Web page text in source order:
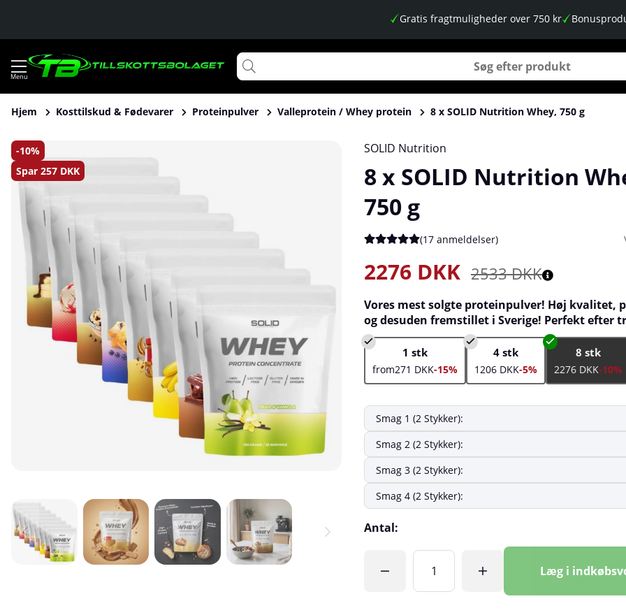
Gratis fragtmuligheder over 750 kr
Hjem Kosttilskud & Fødevarer Proteinpulver Valleprotein / Whey protein 8 x SOLID Nutrition Whey, 750 g
10
Spar 257 DKK
Produktbilleder 8 x SOLID Nutrition Whey, 750 g SOLID Nutrition
8 x SOLID Nutrition
750 g
Gennemsnitlig vurdering 5 ud af 5 Antal vurderinger 17
(17 anmeldelser)
2533DKK
2276 DKK
Vores mest solgte proteinpulver! Høj kvalitet,
og desuden fremstillet i Sverige! Perfekt efter
1 stk
from271 DKK-15%
4 stk
1206 DKK-5%
8 stk
2276 DKK-10%
Antal:
Læg i